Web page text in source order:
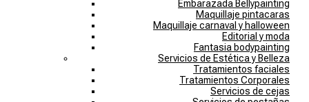
Embarazada Bellypainting
Maquillaje pintacaras
Maquillaje carnaval y halloween
Editorial y moda
Fantasia bodypainting
Servicios de Estética y Belleza
Tratamientos faciales
Tratamientos Corporales
Servicios de cejas